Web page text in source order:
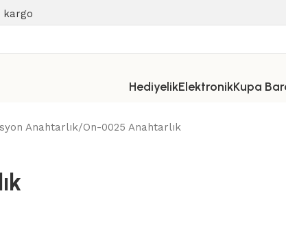
kargo
HediyelikElektronikKupa
Anahtarlık On-0025 Anahtarlık